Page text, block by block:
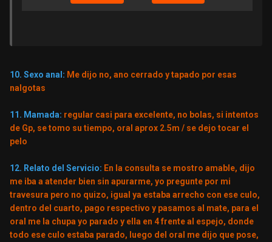
10. Sexo anal: Me dijo no, ano cerrado y tapado por esas
nalgotas
11. Mamada: regular casi para excelente, no bolas, si intentos
de Gp, se tomo su tiempo, oral aprox 2.5m / se dejo tocar el
pelo
12. Relato del Servicio: En la consulta se mostro amable, dijo
me iba a atender bien sin apurarme, yo pregunte por mi
travesura pero no quizo, igual ya estaba arrecho con ese culo,
dentro del cuarto, pago respectivo y pasamos al mate, para el
oral me la chupa yo parado y ella en 4 frente al espejo, donde
todo ese culo estaba parado, luego del oral me dijo que pose,